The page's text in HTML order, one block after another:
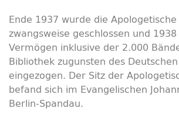
Ende 1937 wurde die
zwangsweise geschlossen und
Vermögen inklusive der 2.000
Bibliothek zugunsten des
eingezogen. Der Sitz der
befand sich im Evangelischen
Berlin-Spandau.